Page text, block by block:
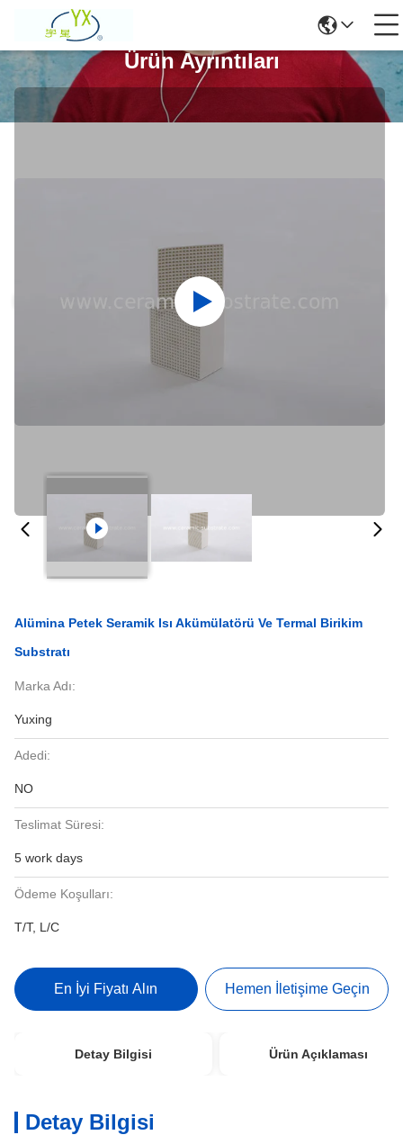
Ürün Ayrıntıları
Alümina Petek Seramik Isı Akümülatörü Ve Termal Birikim
Substratı
Marka Adı:
Yuxing
Adedi:
NO
Teslimat Süresi:
5 work days
Ödeme Koşulları:
T/T, L/C
En İyi Fiyatı Alın Hemen İletişime Geçin
Detay Bilgisi Ürün Açıklaması
Detay Bilgisi